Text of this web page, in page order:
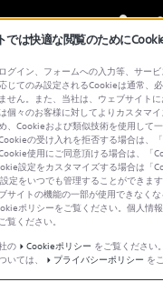
ート・お問い合わせ
ロード 取扱説明書
では快適な閲覧のために
グイン、フォームへの入力等、サー
じてのみ設定されるCookieは通常、
せん。また、当社は、ウェブサイト
個々のお客様に対してよりカスタマ
、Cookieおよび類似技術を使用して
の受け入れを拒否する場合は、
使用にご同意頂ける場合は、「
設定をカスタマイズする場合は「
定をいつでも管理することができま
サイトの機能の一部が使用できなく
ポリシーをご覧ください。個人情
覧ください。
の
Cookieポリシー をご覧ください。
いては、
プライバシーポリシー を